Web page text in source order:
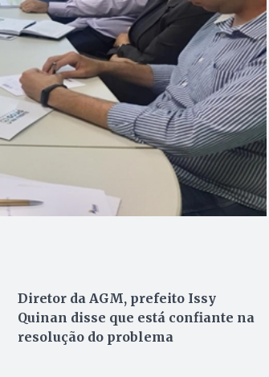
Diretor da AGM, prefeito Issy
Quinan disse que está confiante na
resolução do problema